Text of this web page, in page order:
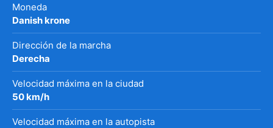
Moneda
Danish krone
Dirección de la marcha
Derecha
Velocidad máxima en la ciudad
50 km/h
Velocidad máxima en la autopista